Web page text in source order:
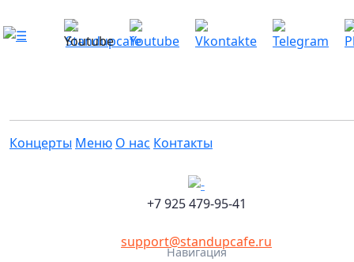
Концерты Меню О нас Контакты
Складчикова, Егор Свирский, Елена
Корнеева
02.09.2025 21:30
+7 925 479-95-41
support@standupcafe.ru
Навигация